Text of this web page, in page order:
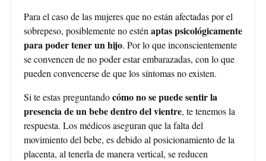
Para el caso de las mujeres que no están afectadas por el
sobrepeso, posiblemente no esténaptas psicológicamente
para poder tener un hijo. Por lo que inconscientemente
se convencen de no poder estar embarazadas, con lo que
pueden convencerse de que los síntomas no existen.
Si te estas preguntandocómo no se puede sentir la
presencia de un bebe dentro del vientre, te tenemos la
respuesta. Los médicos aseguran que la falta del
movimiento del bebe, es debido al posicionamiento de la
placenta, al tenerla de manera vertical, se reducen